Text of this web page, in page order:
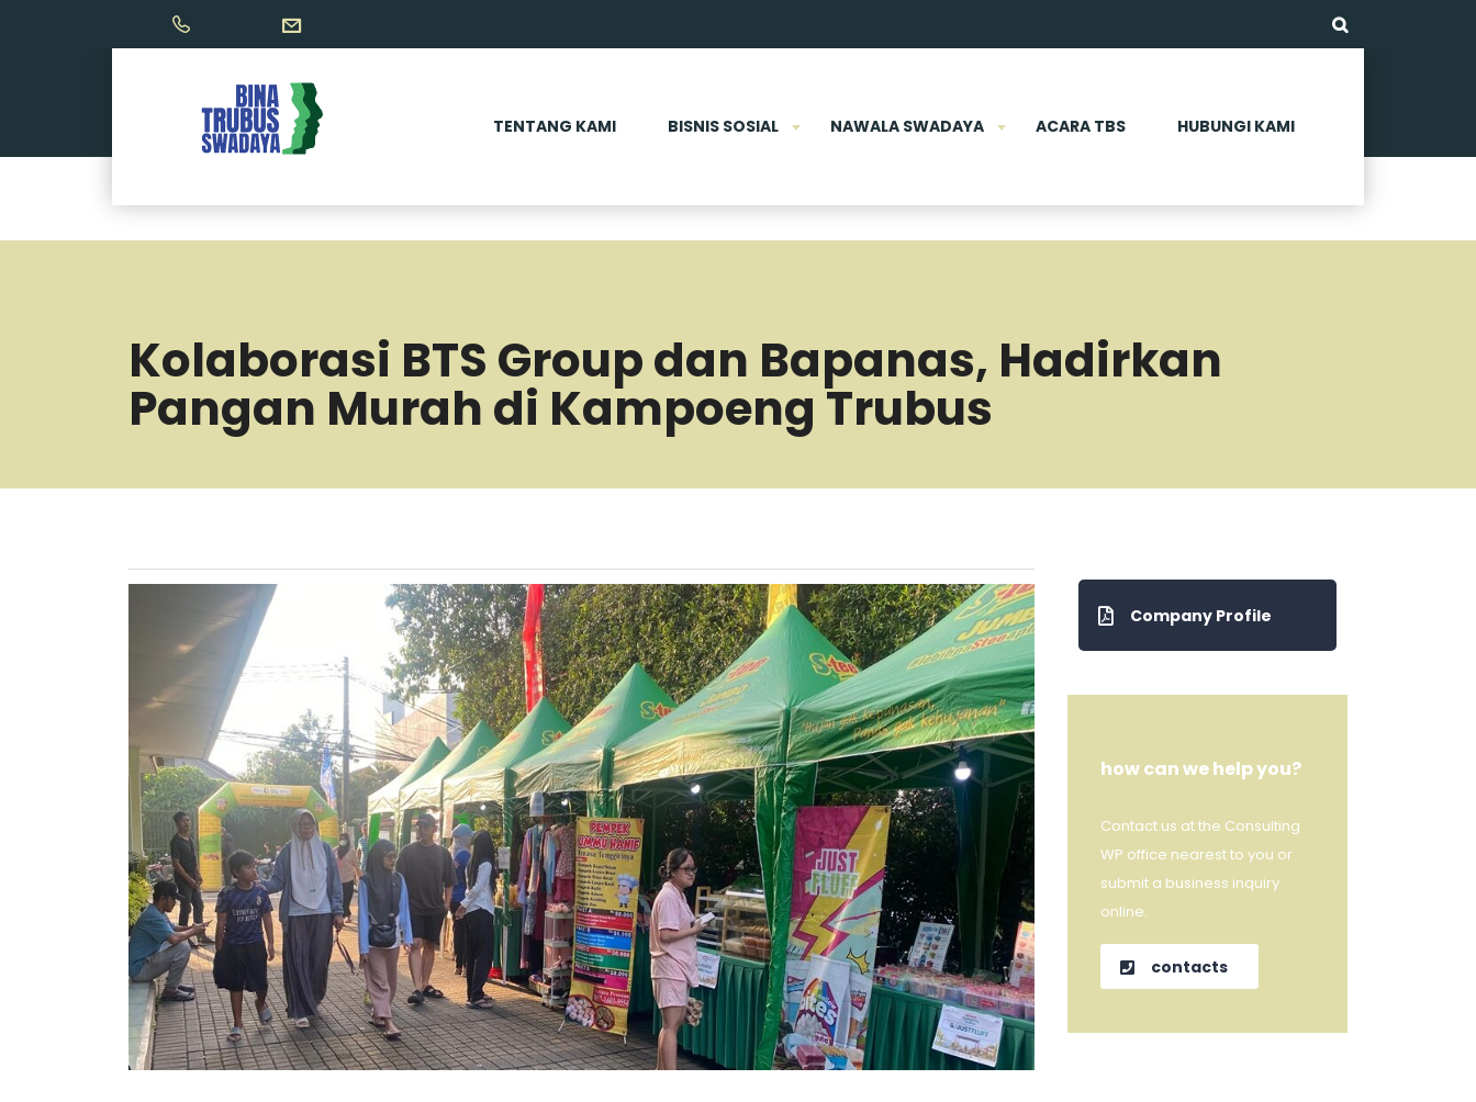
TENTANG KAMI BISNIS SOSIAL NAWALA SWADAYA ACARA TBS HUBUNGI KAMI
Kolaborasi BTS Group dan Bapanas, Hadirkan
Pangan Murah di Kampoeng Trubus
Company Profile
how can we help you?
Contact us at the Consulting
WP office nearest to you or
submit a business inquiry
online.
contacts